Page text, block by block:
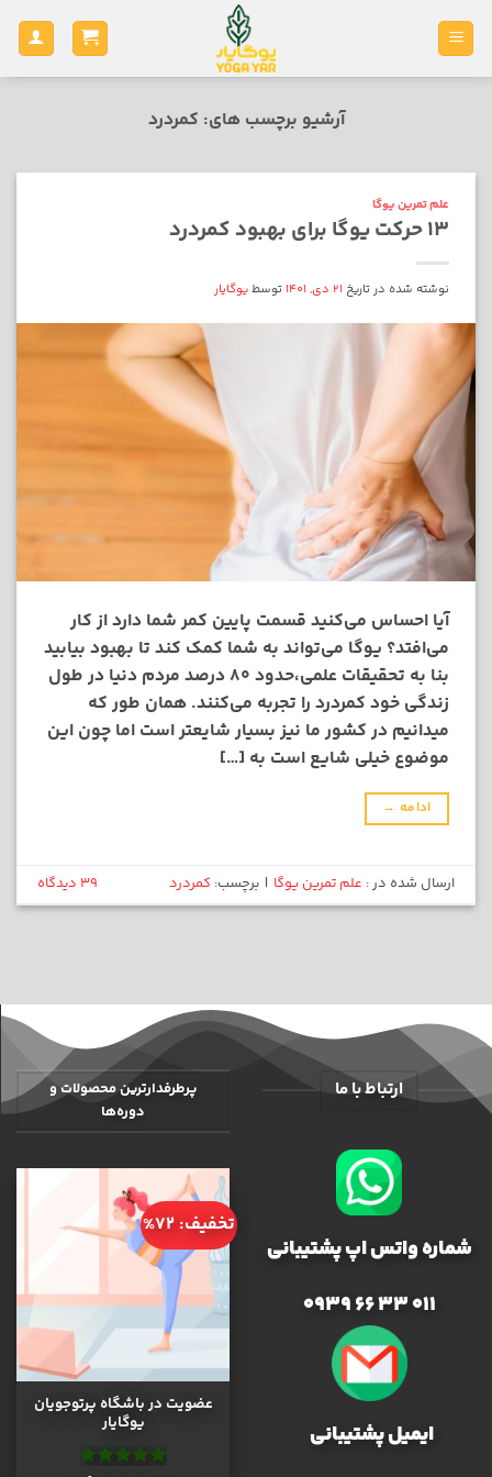
آرشیو برچسب های: کمردرد
علم تمرین یوگا
13 حرکت یوگا برای بهبود کمردرد
نوشته شده در تاریخ 21 دی, 1401 توسطیوگایار
آیا احساس می‌کنید قسمت پایین کمر شما دارد از کار
می‌افتد؟ یوگا می‌تواند به شما کمک کند تا بهبود بیابید
بنا به تحقیقات علمی،حدود ۸۰ درصد مردم دنیا در طول
زندگی خود کمردرد را تجربه می‌کنند. همان طور که
میدانیم در کشور ما نیز بسیار شایعتر است اما چون این
موضوع خیلی شایع است به […]
ادامه →
ارسال شده در : علم تمرین یوگا | برچسب: کمردرد 39 دیدگاه
ارتباط با ما
شماره واتس اپ پشتیبانی
011 33 66 0939
ایمیل پشتیبانی
پرطرفدارترین محصولات و
دوره‌ها
تخفیف: 72%
عضویت در باشگاه پرتوجویان
یوگایار